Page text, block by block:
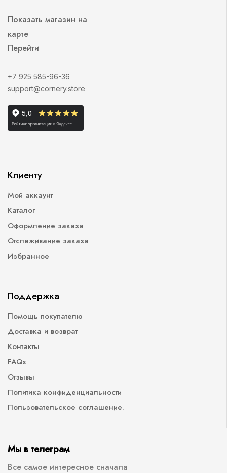
Показать магазин на
карте
Перейти
+7 925 585-96-36
support@cornery.store
Клиенту
Мой аккаунт
Каталог
Оформление заказа
Отслеживание заказа
Избранное
Поддержка
Помощь покупателю
Доставка и возврат
Контакты
FAQs
Отзывы
Политика конфиденциальности
Пользовательское соглашение.
Мы в телеграм
Все самое интересное сначала